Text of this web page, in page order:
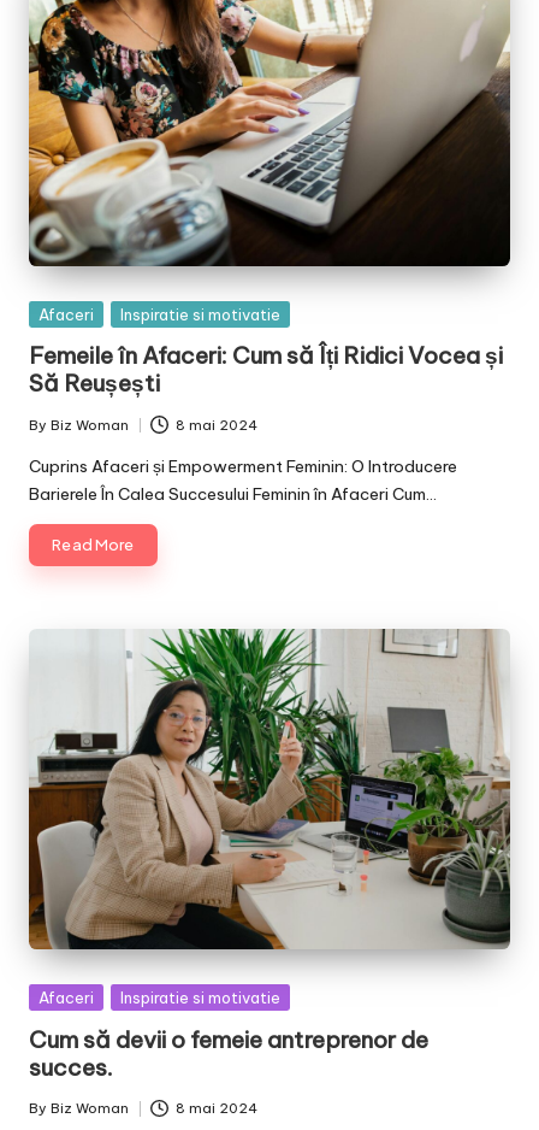
Posted
Afaceri Inspiratie si motivatie
Femeile în Afaceri: Cum să Îți Ridici Vocea și
Să Reușești
Posted
by
By Biz Woman 8 mai 2024
Cuprins Afaceri și Empowerment Feminin: O Introducere
Barierele În Calea Succesului Feminin în Afaceri Cum…
Read More
Posted
Afaceri Inspiratie si motivatie
Cum să devii o femeie antreprenor de
succes.
Posted
By Biz Woman 8 mai 2024